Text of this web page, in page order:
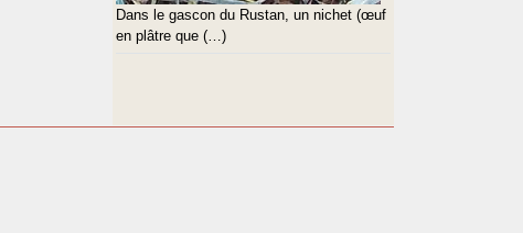
Dans le gascon du Rustan, un nichet (œuf
en plâtre que (…)